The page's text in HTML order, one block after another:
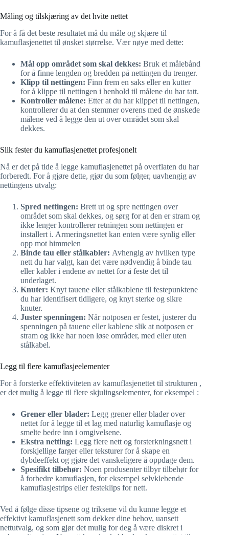
Måling og tilskjæring av det hvite nettet
For å få det beste resultatet må du måle og skjære til
kamuflasjenettet til ønsket størrelse. Vær nøye med dette:
Mål opp området som skal dekkes: Bruk et målebånd
for å finne lengden og bredden på nettingen du trenger.
Klipp til nettingen: Finn frem en saks eller en kutter
for å klippe til nettingen i henhold til målene du har tatt.
Kontroller målene: Etter at du har klippet til nettingen,
kontrollerer du at den stemmer overens med de ønskede
målene ved å legge den ut over området som skal
dekkes.
Slik fester du kamuflasjenettet profesjonelt
Nå er det på tide å legge kamuflasjenettet på overflaten du har
forberedt. For å gjøre dette, gjør du som følger, uavhengig av
nettingens utvalg:
Spred nettingen: Brett ut og spre nettingen over
området som skal dekkes, og sørg for at den er stram og
ikke lenger kontrollerer retningen som nettingen er
installert i. Armeringsnettet kan enten være synlig eller
opp mot himmelen
Binde tau eller stålkabler: Avhengig av hvilken type
nett du har valgt, kan det være nødvendig å binde tau
eller kabler i endene av nettet for å feste det til
underlaget.
Knuter: Knyt tauene eller stålkablene til festepunktene
du har identifisert tidligere, og knyt sterke og sikre
knuter.
Juster spenningen: Når notposen er festet, justerer du
spenningen på tauene eller kablene slik at notposen er
stram og ikke har noen løse områder, med eller uten
stålkabel.
Legg til flere kamuflasjeelementer
For å forsterke effektiviteten av kamuflasjenettet til strukturen ,
er det mulig å legge til flere skjulingselementer, for eksempel :
Grener eller blader: Legg grener eller blader over
nettet for å legge til et lag med naturlig kamuflasje og
smelte bedre inn i omgivelsene.
Ekstra netting: Legg flere nett og forsterkningsnett i
forskjellige farger eller teksturer for å skape en
dybdeeffekt og gjøre det vanskeligere å oppdage dem.
Spesifikt tilbehør: Noen produsenter tilbyr tilbehør for
å forbedre kamuflasjen, for eksempel selvklebende
kamuflasjestrips eller festeklips for nett.
Ved å følge disse tipsene og triksene vil du kunne legge et
effektivt kamuflasjenett som dekker dine behov, uansett
nettutvalg, og som gjør det mulig for deg å være diskret i